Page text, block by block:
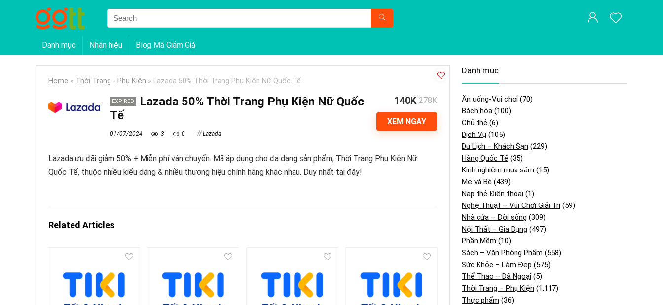
Danh mục Nhãn hiệu Blog Mã Giảm Giá
Home » Thời Trang - Phụ Kiện » Lazada 50% Thời Trang Phụ Kiện Nữ Quốc Tế
EXPIRED
Lazada 50% Thời Trang Phụ Kiện Nữ Quốc
Tế
01/07/2024 3 0 Lazada
140K 278K
XEM NGAY
Lazada ưu đãi giảm 50% + Miễn phí vận chuyển. Mã áp dụng cho đa dạng sản phẩm, Thời Trang Phụ Kiện Nữ
Quốc Tế, thuộc nhiều kiểu dáng & nhiều thương hiệu chính hãng khác nhau. Duy nhất tại đây!
Related Articles
Danh mục
Ăn uống-Vui chơi (70)
Bách hóa (100)
Chủ thẻ (6)
Dịch Vụ (105)
Du Lịch – Khách Sạn (229)
Hàng Quốc Tế (35)
Kinh nghiệm mua sắm (15)
Mẹ và Bé (439)
Nạp thẻ Điện thoại (1)
Nghệ Thuật – Vui Chơi Giải Trí(59)
Nhà cửa – Đời sống (309)
Nội Thất – Gia Dụng (497)
Phần Mềm (10)
Sách – Văn Phòng Phẩm (558)
Sức Khỏe – Làm Đẹp (575)
Thể Thao – Dã Ngoại (5)
Thời Trang – Phụ Kiện (1.117)
Thực phẩm (36)